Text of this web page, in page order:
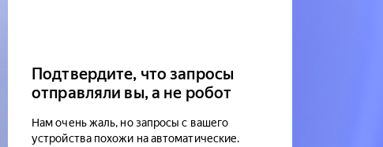
Подтвердите, что запросы
отправляли вы, а не робот
Нам очень жаль, но запросы с вашего
устройства похожи на автоматические.